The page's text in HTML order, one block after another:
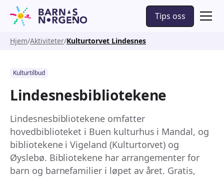
Tips oss
Hjem Aktiviteter Kulturtorvet Lindesnes
Kulturtilbud
Lindesnesbibliotekene
Lindesnesbibliotekene omfatter
hovedbiblioteket i Buen kulturhus i Mandal, og
bibliotekene i Vigeland (Kulturtorvet) og
Øyslebø. Bibliotekene har arrangementer for
barn og barnefamilier i løpet av året. Gratis,